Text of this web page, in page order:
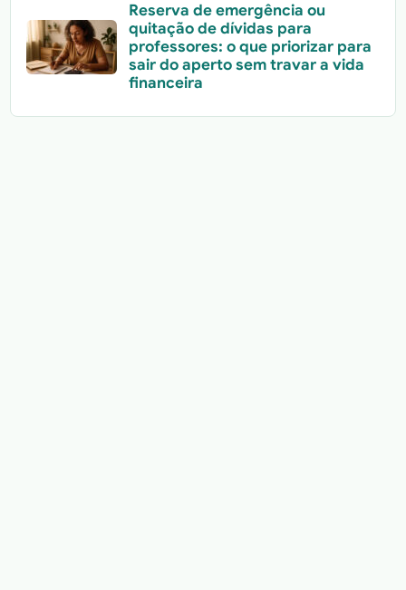
Reserva de emergência ou
quitação de dívidas para
professores: o que priorizar para
sair do aperto sem travar a vida
financeira